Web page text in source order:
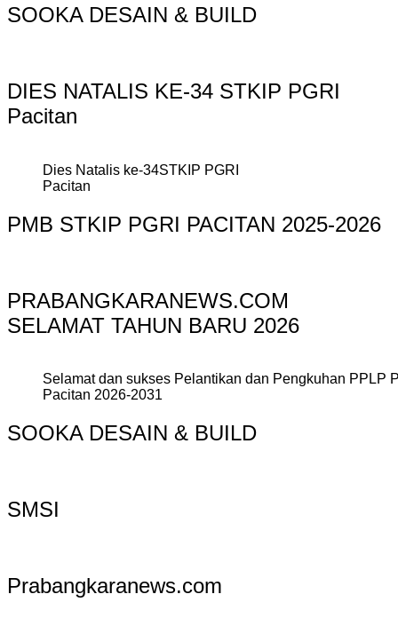
SOOKA DESAIN & BUILD
DIES NATALIS KE-34 STKIP PGRI
Pacitan
Dies Natalis ke-34STKIP PGRI
Pacitan
PMB STKIP PGRI PACITAN 2025-2026
PRABANGKARANEWS.COM
SELAMAT TAHUN BARU 2026
Selamat dan sukses Pelantikan dan Pengkuhan PPLP
Pacitan 2026-2031
SOOKA DESAIN & BUILD
SMSI
Prabangkaranews.com